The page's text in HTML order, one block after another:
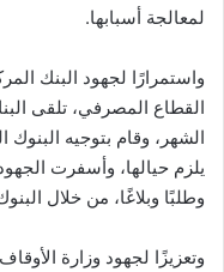
لمعالجة أسبابها.
واستمرارًا لجهود البنك
الشهر، وقام بتوجيه
وطلبًا وبلاغًا، من خلال
وتعزيزًا لجهود وزارة